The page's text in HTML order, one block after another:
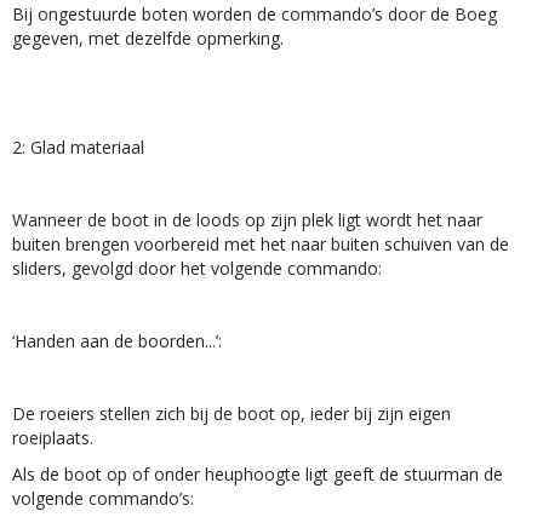
Bij ongestuurde boten worden de commando’s door de Boeg
gegeven, met dezelfde opmerking.
2: Glad materiaal
Wanneer de boot in de loods op zijn plek ligt wordt het naar
buiten brengen voorbereid met het naar buiten schuiven van de
sliders, gevolgd door het volgende commando:
‘Handen aan de boorden...’:
De roeiers stellen zich bij de boot op, ieder bij zijn eigen
roeiplaats.
Als de boot op of onder heuphoogte ligt geeft de stuurman de
volgende commando’s: